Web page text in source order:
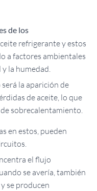
de los
refrigerante y estos
a factores ambientales
la humedad.
la aparición de
de aceite, lo que
sobrecalentamiento.
en estos, pueden
el flujo
se avería, también
se producen